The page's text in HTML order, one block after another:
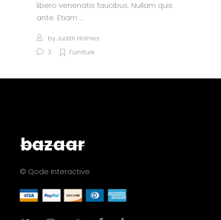
libero venenatis faucibus. Nullam quis
ante. Etiam
by Judith Holmes
3
Furniture
© Qode Interactive